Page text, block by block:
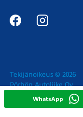
WhatsApp
Tekijänoikeus © 2026
Pörhön Autoliike Oy